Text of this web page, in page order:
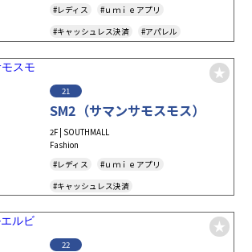
#レディス
#ｕｍｉｅアプリ
#キャッシュレス決済
#アパレル
21
SM2（サマンサモスモス）
2F | SOUTHMALL
Fashion
#レディス
#ｕｍｉｅアプリ
#キャッシュレス決済
22